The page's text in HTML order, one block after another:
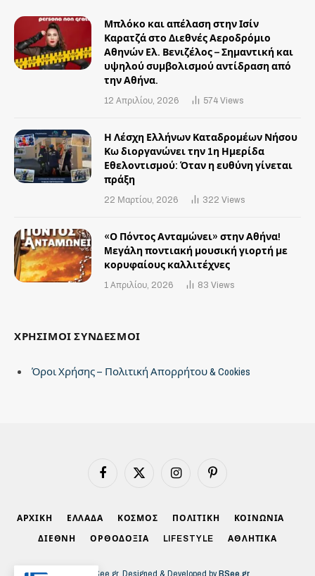
Μπλόκο και απέλαση στην Ισίν
Καρατζά στο Διεθνές Αεροδρόμιο
Αθηνών Ελ. Βενιζέλος – Σημαντική και
υψηλού συμβολισμού αντίδραση από
την Αθήνα.
12 Απριλίου, 2026 574 Views
Η Λέσχη Ελλήνων Καταδρομέων Νήσου
Κω διοργανώνει την 1η Ημερίδα
Εθελοντισμού: Όταν η ευθύνη γίνεται
πράξη
22 Μαρτίου, 2026 322 Views
«Ο Πόντος Ανταμώνει» στην Αθήνα!
Mεγάλη ποντιακή μουσική γιορτή με
κορυφαίους καλλιτέχνες
1 Απριλίου, 2026 83 Views
ΧΡΗΣΙΜΟΙ ΣΥΝΔΕΣΜΟΙ
Όροι Χρήσης – Πολιτική Απορρήτου & Cookies
Facebook X
Instagram Pinterest
ΑΡΧΙΚΗ ΕΛΛΑΔΑ ΚΟΣΜΟΣ ΠΟΛΙΤΙΚΗ ΚΟΙΝΩΝΙΑ
ΔΙΕΘΝΗ ΟΡΘΟΔΟΞΙΑ LIFESTYLE ΑΘΛΗΤΙΚΑ
© 2026 BSee.gr. Designed & Developed byBSee.gr